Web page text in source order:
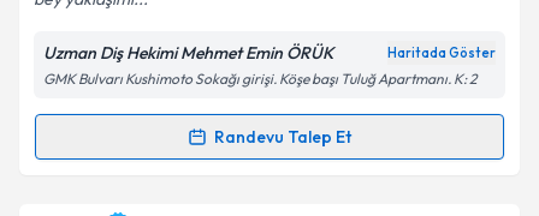
Kişisel verilerimin işlenmesine ilişkin
Aydınlatma
Metni'ni okudum ve kişisel verilerimin belirtilen
kapsamda işlenmesini kabul ediyorum.
Uzman Diş Hekimi Mehmet Emin ÖRÜK Haritada Göster
GMK Bulvarı Kushimoto Sokağı girişi. Köşe başı Tuluğ Apartmanı. K: 2
Randevu Talep Et
Randevu Takvimi Talebi